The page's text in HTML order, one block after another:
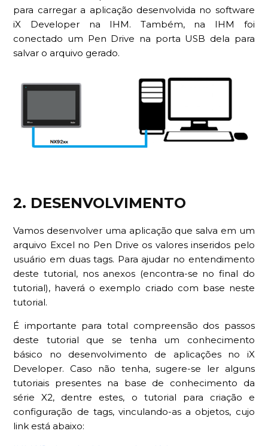
para carregar a aplicação desenvolvida no software
iX Developer na IHM. Também, na IHM foi
conectado um Pen Drive na porta USB dela para
salvar o arquivo gerado.
2. DESENVOLVIMENTO
Vamos desenvolver uma aplicação que salva em um
arquivo Excel no Pen Drive os valores inseridos pelo
usuário em duas tags. Para ajudar no entendimento
deste tutorial, nos anexos (encontra-se no final do
tutorial), haverá o exemplo criado com base neste
tutorial.
É importante para total compreensão dos passos
deste tutorial que se tenha um conhecimento
básico no desenvolvimento de aplicações no iX
Developer. Caso não tenha, sugere-se ler alguns
tutoriais presentes na base de conhecimento da
série X2, dentre estes, o tutorial para criação e
configuração de tags, vinculando-as a objetos, cujo
link está abaixo: